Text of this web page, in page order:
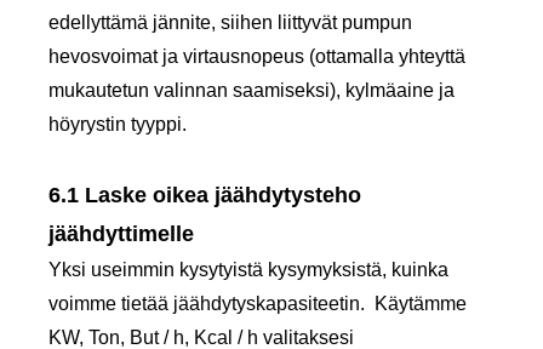
edellyttämä jännite, siihen liittyvät pumpun
hevosvoimat ja virtausnopeus (ottamalla yhteyttä
mukautetun valinnan saamiseksi), kylmäaine ja
höyrystin tyyppi.
6.1 Laske oikea jäähdytysteho
jäähdyttimelle
Yksi useimmin kysytyistä kysymyksistä, kuinka
voimme tietää jäähdytyskapasiteetin. Käytämme
KW, Ton, But / h, Kcal / h valitaksesi